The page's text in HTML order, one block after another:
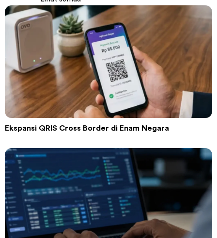
Ekspansi QRIS Cross Border di Enam Negara